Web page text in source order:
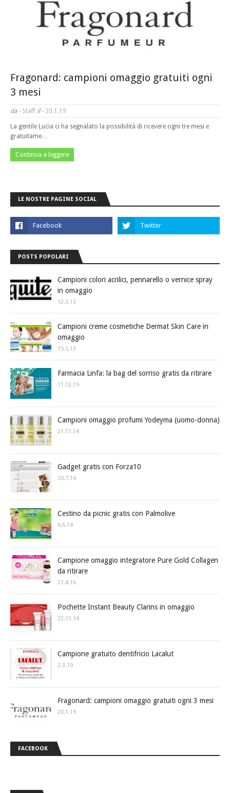
Fragonard: campioni omaggio gratuiti ogni
3 mesi
da - Staff il - 20.1.19
La gentile Lucia ci ha segnalato la possibilità di ricevere ogni tre mesi e
gratuitame…
Continua a leggere
LE NOSTRE PAGINE SOCIAL
POSTS POPOLARI
Campioni colori acrilici, pennarello o vernice spray
in omaggio
12.3.13
Campioni creme cosmetiche Dermat Skin Care in
omaggio
15.5.13
Farmacia Linfa: la bag del sorriso gratis da ritirare
11.12.19
Campioni omaggio profumi Yodeyma (uomo-donna)
21.11.14
Gadget gratis con Forza10
30.7.14
Cestino da picnic gratis con Palmolive
6.6.14
Campione omaggio integratore Pure Gold Collagen
da ritirare
21.4.16
Pochette Instant Beauty Clarins in omaggio
22.11.14
Campione gratuito dentifricio Lacalut
2.3.19
Fragonard: campioni omaggio gratuiti ogni 3 mesi
20.1.19
FACEBOOK